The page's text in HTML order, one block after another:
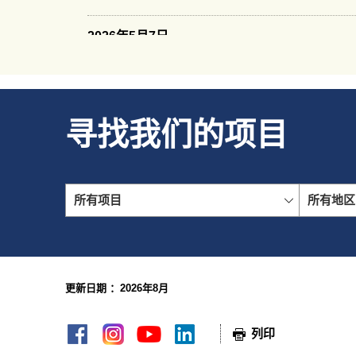
2026年5月7日
2026年4月23日
房协祖尧邨获食物环境卫生署颁发「卓越灭鼠伙伴银奖
房协 2024/25年度年报于美国评选机构 MerComm,
刷：社会及公共责任」荣誉奖及「年报—网上版：非牟
寻找我们的项目
所有项目 所有地区
更新日期 ：2026年8月
列印